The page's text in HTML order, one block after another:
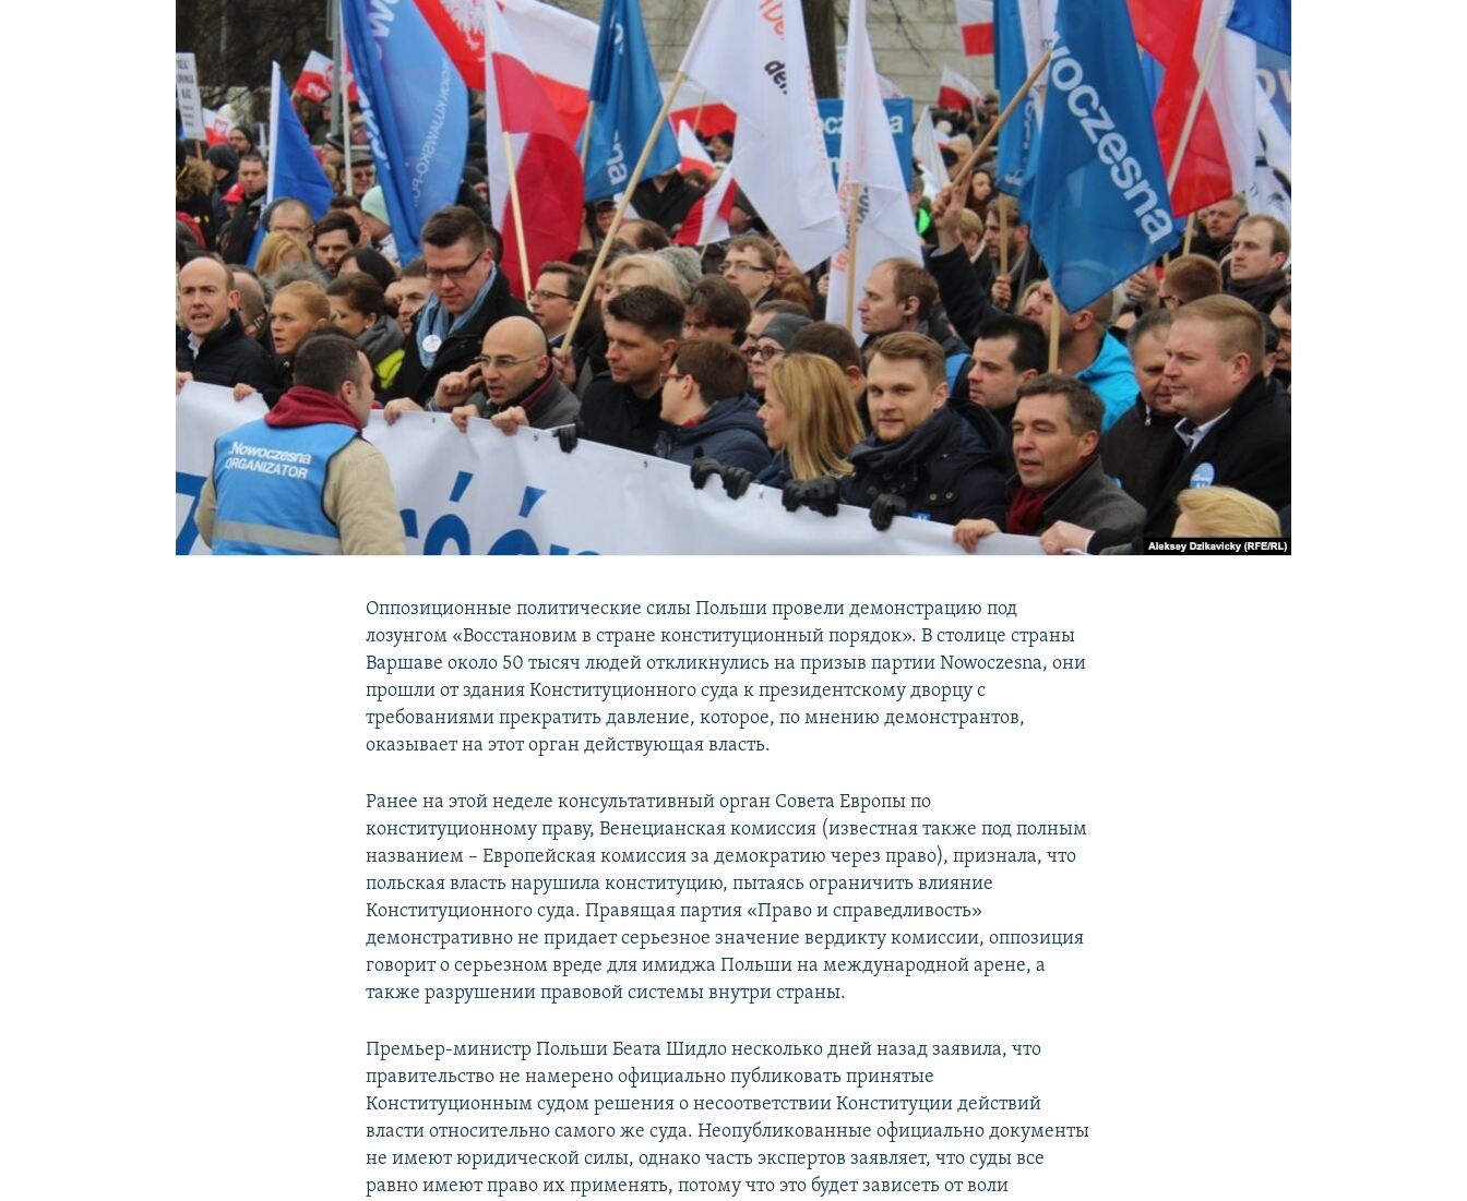
УКРАИНСКАЯ ПРОБЛЕМА КРЫМА
Оппозиционные политические силы Польши провели демонстрацию под
лозунгом «Восстановим в стране конституционный порядок». В столице страны
Варшаве около 50 тысяч людей откликнулись на призыв партии Nowoczesna, они
прошли от здания Конституционного суда к президентскому дворцу с
требованиями прекратить давление, которое, по мнению демонстрантов,
оказывает на этот орган действующая власть.
Ранее на этой неделе консультативный орган Совета Европы по
конституционному праву, Венецианская комиссия (известная также под полным
названием – Европейская комиссия за демократию через право), признала, что
польская власть нарушила конституцию, пытаясь ограничить влияние
Конституционного суда. Правящая партия «Право и справедливость»
демонстративно не придает серьезное значение вердикту комиссии, оппозиция
говорит о серьезном вреде для имиджа Польши на международной арене, а
также разрушении правовой системы внутри страны.
Премьер-министр Польши Беата Шидло несколько дней назад заявила, что
правительство не намерено официально публиковать принятые
Конституционным судом решения о несоответствии Конституции действий
власти относительно самого же суда. Неопубликованные официально документы
не имеют юридической силы, однако часть экспертов заявляет, что суды все
равно имеют право их применять, потому что это будет зависеть от воли